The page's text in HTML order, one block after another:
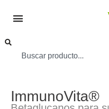
ImmunoVita®